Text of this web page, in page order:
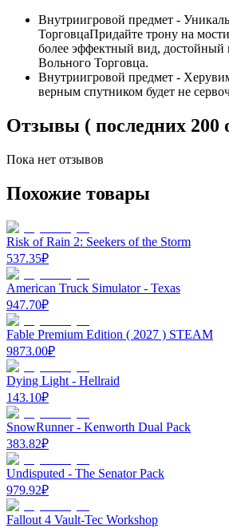
Внутриигровой предмет -
ТорговцаПридайте трону на
более эффектный вид, достойный
Вольного Торговца.
Внутриигровой предмет -
верным спутником будет не
Отзывы ( последних 200
Пока нет отзывов
Похожие товары
Risk of Rain 2: Seekers of the Storm
537.35₽
American Truck Simulator - Texas
947.70₽
Fable Premium Edition ( 2027 ) STEAM
9873.00₽
Dying Light - Hellraid
143.10₽
SnowRunner - Kenworth Dual Pack
383.82₽
Undisputed - The Senator Pack
979.92₽
Fallout 4 Vault-Tec Workshop